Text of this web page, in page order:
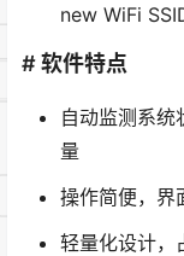
new WiFi
# 软件特点
自动监测系统
量
操作简便，界
轻量化设计，